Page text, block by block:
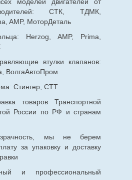
моделей двигателей от
СТК, ТДМК,
AMP, МоторДеталь
Herzog, AMP, Prima,
втулки клапанов:
ВолгаАвтоПром
Стингер, СТТ
товаров Транспортной
России по РФ и странам
мы не берем
за упаковку и доставку
и профессиональный